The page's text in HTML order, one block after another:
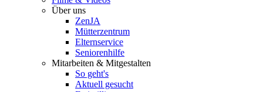
Über uns
ZenJA
Mütterzentrum
Elternservice
Seniorenhilfe
Mitarbeiten & Mitgestalten
So geht's
Aktuell gesucht